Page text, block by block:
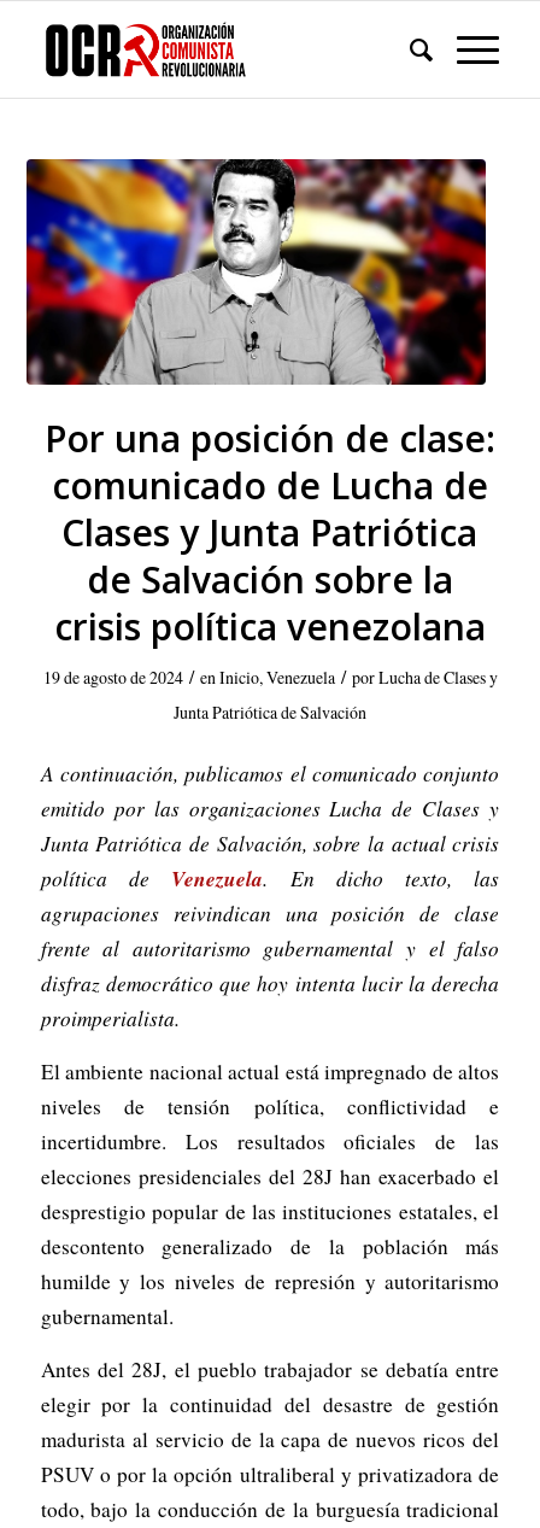
Por una posición de clase:
comunicado de Lucha de
Clases y Junta Patriótica
de Salvación sobre la
crisis política venezolana
19 de agosto de 2024 / en Inicio, Venezuela / porLucha de Clases y
Junta Patriótica de Salvación
A continuación, publicamos el comunicado conjunto
emitido por las organizaciones Lucha de Clases y
Junta Patriótica de Salvación, sobre la actual crisis
política de Venezuela. En dicho texto, las
agrupaciones reivindican una posición de clase
frente al autoritarismo gubernamental y el falso
disfraz democrático que hoy intenta lucir la derecha
proimperialista.
El ambiente nacional actual está impregnado de altos
niveles de tensión política, conflictividad e
incertidumbre. Los resultados oficiales de las
elecciones presidenciales del 28J han exacerbado el
desprestigio popular de las instituciones estatales, el
descontento generalizado de la población más
humilde y los niveles de represión y autoritarismo
gubernamental.
Antes del 28J, el pueblo trabajador se debatía entre
elegir por la continuidad del desastre de gestión
madurista al servicio de la capa de nuevos ricos del
PSUV o por la opción ultraliberal y privatizadora de
todo, bajo la conducción de la burguesía tradicional